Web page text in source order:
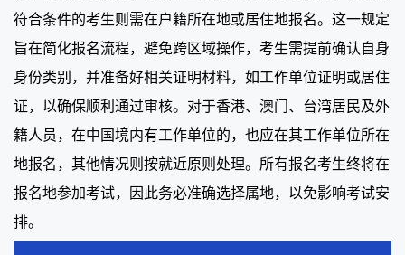
符合条件的考生则需在户籍所在地或居住地报名。这一规定
旨在简化报名流程，避免跨区域操作，考生需提前确认自身
身份类别，并准备好相关证明材料，如工作单位证明或居住
证，以确保顺利通过审核。对于香港、澳门、台湾居民及外
籍人员，在中国境内有工作单位的，也应在其工作单位所在
地报名，其他情况则按就近原则处理。所有报名考生终将在
报名地参加考试，因此务必准确选择属地，以免影响考试安
排。